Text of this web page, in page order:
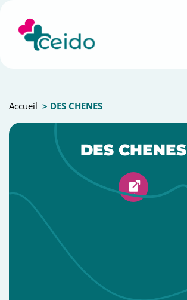
Accueil > DES CHENES
DES CHENES